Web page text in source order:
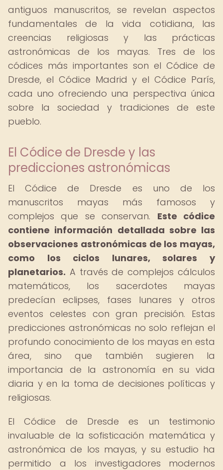
antiguos manuscritos, se revelan aspectos
fundamentales de la vida cotidiana, las
creencias religiosas y las prácticas
astronómicas de los mayas. Tres de los
códices más importantes son el Códice de
Dresde, el Códice Madrid y el Códice París,
cada uno ofreciendo una perspectiva única
sobre la sociedad y tradiciones de este
pueblo.
El Códice de Dresde y las
predicciones astronómicas
El Códice de Dresde es uno de los
manuscritos mayas más famosos y
complejos que se conservan. Este códice
contiene información detallada sobre las
observaciones astronómicas de los mayas,
como los ciclos lunares, solares y
planetarios. A través de complejos cálculos
matemáticos, los sacerdotes mayas
predecían eclipses, fases lunares y otros
eventos celestes con gran precisión. Estas
predicciones astronómicas no solo reflejan el
profundo conocimiento de los mayas en esta
área, sino que también sugieren la
importancia de la astronomía en su vida
diaria y en la toma de decisiones políticas y
religiosas.
El Códice de Dresde es un testimonio
invaluable de la sofisticación matemática y
astronómica de los mayas, y su estudio ha
permitido a los investigadores modernos